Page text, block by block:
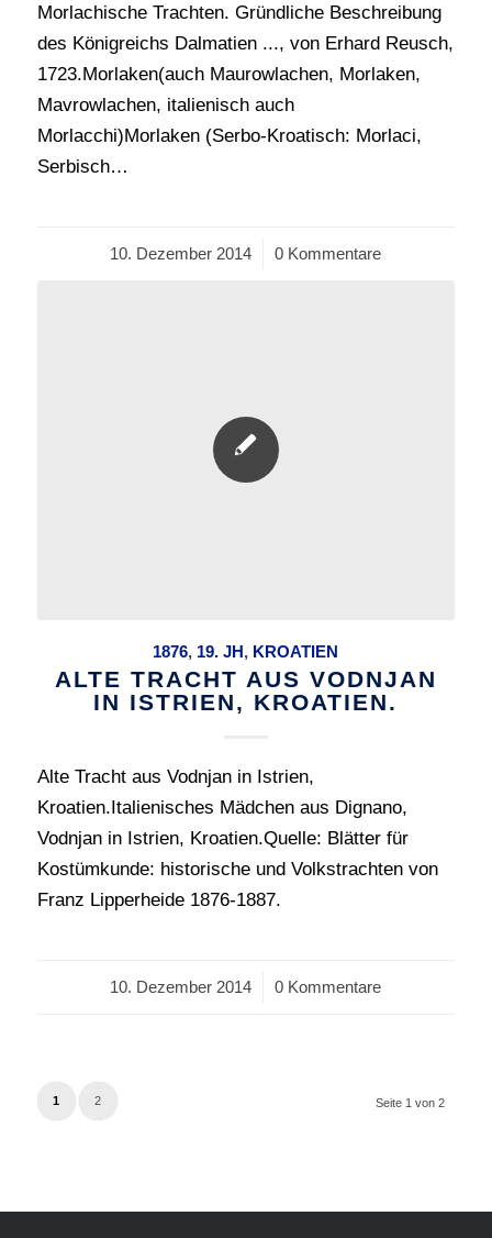
Morlachische Trachten. Gründliche Beschreibung
des Königreichs Dalmatien ..., von Erhard Reusch,
1723.Morlaken(auch Maurowlachen, Morlaken,
Mavrowlachen, italienisch auch
Morlacchi)Morlaken (Serbo-Kroatisch: Morlaci,
Serbisch…
10. Dezember 2014
/ 0 Kommentare
1876, 19. JH, KROATIEN
ALTE TRACHT AUS VODNJAN
IN ISTRIEN, KROATIEN.
Alte Tracht aus Vodnjan in Istrien,
Kroatien.Italienisches Mädchen aus Dignano,
Vodnjan in Istrien, Kroatien.Quelle: Blätter für
Kostümkunde: historische und Volkstrachten von
Franz Lipperheide 1876-1887.
10. Dezember 2014
/ 0 Kommentare
Seite 1 von 2
1 2